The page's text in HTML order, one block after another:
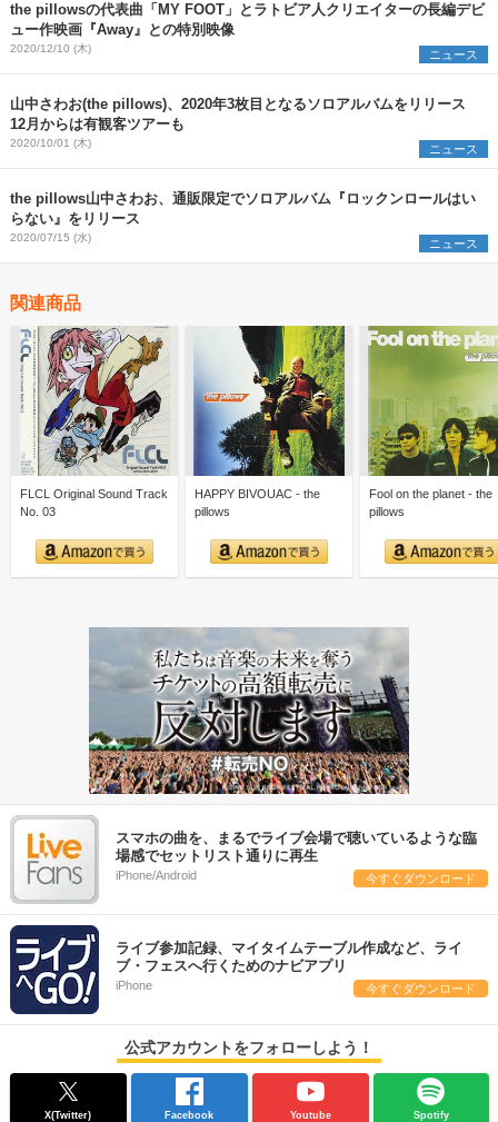
the pillowsの代表曲「MY FOOT」とラトビア人クリエイターの長編デビ
ュー作映画『Away』との特別映像
2020/12/10 (木) ニュース
山中さわお(the pillows)、2020年3枚目となるソロアルバムをリリース
12月からは有観客ツアーも
2020/10/01 (木) ニュース
the pillows山中さわお、通販限定でソロアルバム『ロックンロールはい
らない』をリリース
2020/07/15 (水) ニュース
関連商品
FLCL Original Sound Track
No. 03
HAPPY BIVOUAC - the
pillows
Fool on the planet - the
pillows
スマホの曲を、まるでライブ会場で聴いているような臨
場感でセットリスト通りに再生
iPhone/Android 今すぐダウンロード
ライブ参加記録、マイタイムテーブル作成など、ライ
ブ・フェスへ行くためのナビアプリ
iPhone 今すぐダウンロード
公式アカウントをフォローしよう！
X(Twitter) Facebook Youtube Spotify